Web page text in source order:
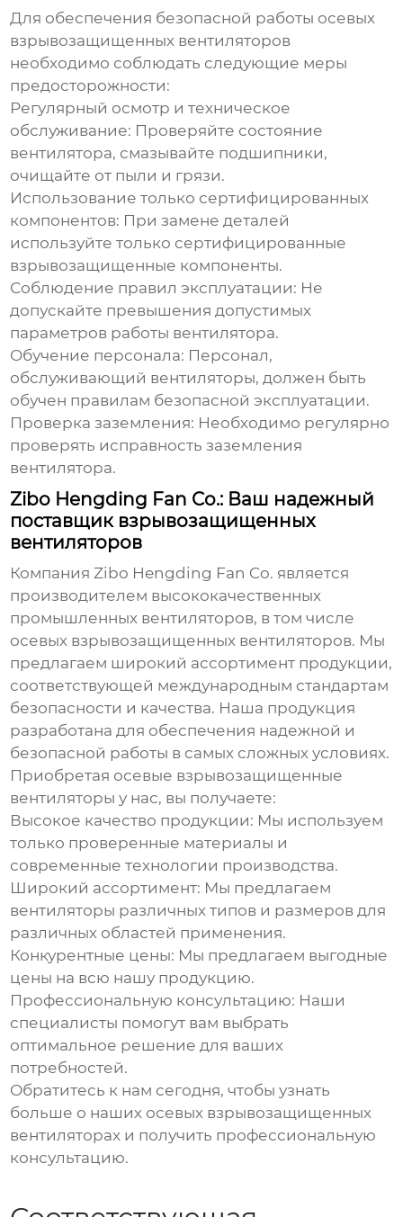
Для обеспечения безопасной работы осевых
взрывозащищенных вентиляторов
необходимо соблюдать следующие меры
предосторожности:
Регулярный осмотр и техническое
обслуживание: Проверяйте состояние
вентилятора, смазывайте подшипники,
очищайте от пыли и грязи.
Использование только сертифицированных
компонентов: При замене деталей
используйте только сертифицированные
взрывозащищенные компоненты.
Соблюдение правил эксплуатации: Не
допускайте превышения допустимых
параметров работы вентилятора.
Обучение персонала: Персонал,
обслуживающий вентиляторы, должен быть
обучен правилам безопасной эксплуатации.
Проверка заземления: Необходимо регулярно
проверять исправность заземления
вентилятора.
Zibo Hengding Fan Co.: Ваш надежный
поставщик взрывозащищенных
вентиляторов
КомпанияZibo Hengding Fan Co. является
производителем высококачественных
промышленных вентиляторов, в том числе
осевых взрывозащищенных вентиляторов. Мы
предлагаем широкий ассортимент продукции,
соответствующей международным стандартам
безопасности и качества. Наша продукция
разработана для обеспечения надежной и
безопасной работы в самых сложных условиях.
Приобретая осевые взрывозащищенные
вентиляторы у нас, вы получаете:
Высокое качество продукции: Мы используем
только проверенные материалы и
современные технологии производства.
Широкий ассортимент: Мы предлагаем
вентиляторы различных типов и размеров для
различных областей применения.
Конкурентные цены: Мы предлагаем выгодные
цены на всю нашу продукцию.
Профессиональную консультацию: Наши
специалисты помогут вам выбрать
оптимальное решение для ваших
потребностей.
Обратитесь к нам сегодня, чтобы узнать
больше о наших осевых взрывозащищенных
вентиляторах и получить профессиональную
консультацию.